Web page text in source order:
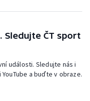
Sledujte ČT sport
události. Sledujte nás i
a buďte v obraze.